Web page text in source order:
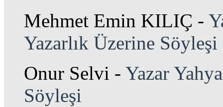
Mehmet Emin KILIÇ -
Yazarlık Üzerine Söyleşi
Onur Selvi - Yazar
Söyleşi